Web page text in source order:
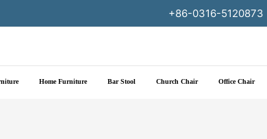
+86-0316-5120873
Home Furniture Bar Stool Church Chair Office Chair